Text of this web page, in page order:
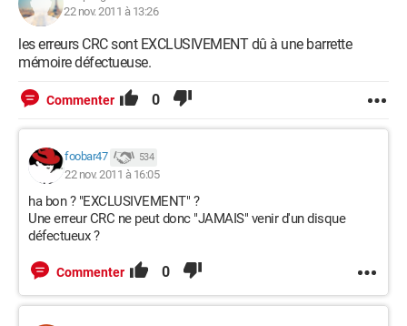
22 nov. 2011 à 13:26
les erreurs CRC sont EXCLUSIVEMENT dû à une barrette
mémoire défectueuse.
Commenter 0
foobar47 534
22 nov. 2011 à 16:05
ha bon ? "EXCLUSIVEMENT" ?
Une erreur CRC ne peut donc "JAMAIS" venir d'un disque
défectueux ?
Commenter 0